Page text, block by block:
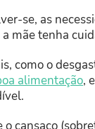
se, as
mãe tenha
como o
alimentação,
cansaço